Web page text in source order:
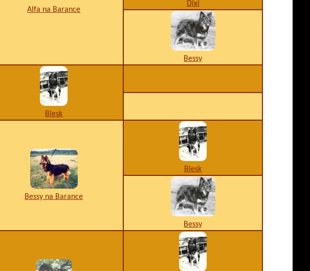
Alfa na Barance
Dixi
Bessy
Blesk
Bessy na Barance
Blesk
Bessy